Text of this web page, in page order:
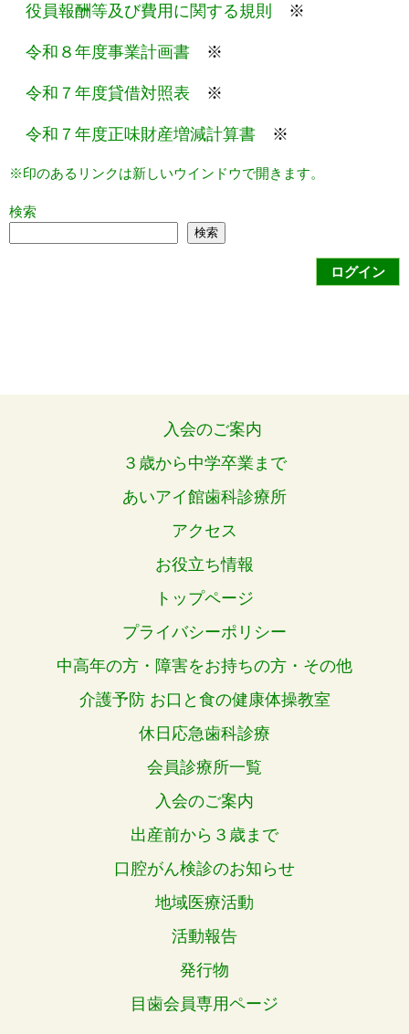
役員報酬等及び費用に関する規則 ※
令和８年度事業計画書 ※
令和７年度貸借対照表 ※
令和７年度正味財産増減計算書 ※
※印のあるリンクは新しいウインドウで開きます。
検索
検索
ログイン
入会のご案内
３歳から中学卒業まで
あいアイ館歯科診療所
アクセス
お役立ち情報
トップページ
プライバシーポリシー
中高年の方・障害をお持ちの方・その他
介護予防 お口と食の健康体操教室
休日応急歯科診療
会員診療所一覧
入会のご案内
出産前から３歳まで
口腔がん検診のお知らせ
地域医療活動
活動報告
発行物
目歯会員専用ページ